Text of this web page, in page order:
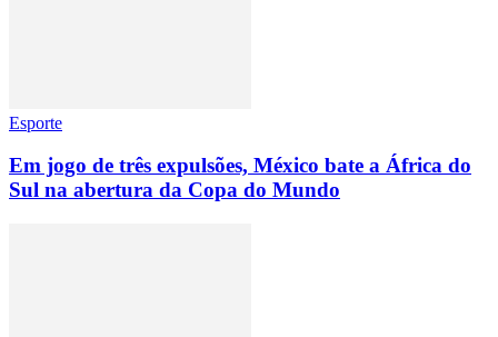
Esporte
Em jogo de três expulsões, México bate a África do
Sul na abertura da Copa do Mundo